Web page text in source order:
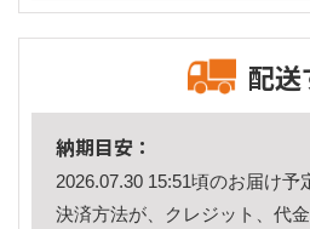
配送
納期目安：
2026.07.30 15:51頃のお届け予
決済方法が、クレジット、代